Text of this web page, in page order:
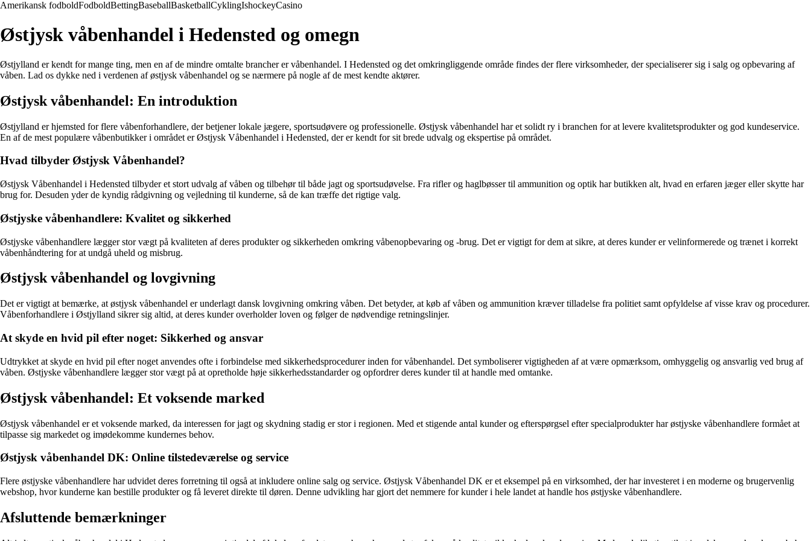
Amerikansk fodboldFodboldBettingBaseballBasketballCyklingIshockeyCasino
Østjysk våbenhandel i Hedensted og omegn
Østjylland er kendt for mange ting, men en af de mindre omtalte brancher er våbenhandel. I Hedensted og det omkringliggende område findes der flere virksomheder, der specialiserer sig i salg og opbevaring af
våben. Lad os dykke ned i verdenen af østjysk våbenhandel og se nærmere på nogle af de mest kendte aktører.
Østjysk våbenhandel: En introduktion
Østjylland er hjemsted for flere våbenforhandlere, der betjener lokale jægere, sportsudøvere og professionelle. Østjysk våbenhandel har et solidt ry i branchen for at levere kvalitetsprodukter og god kundeservice.
En af de mest populære våbenbutikker i området er Østjysk Våbenhandel i Hedensted, der er kendt for sit brede udvalg og ekspertise på området.
Hvad tilbyder Østjysk Våbenhandel?
Østjysk Våbenhandel i Hedensted tilbyder et stort udvalg af våben og tilbehør til både jagt og sportsudøvelse. Fra rifler og haglbøsser til ammunition og optik har butikken alt, hvad en erfaren jæger eller skytte har
brug for. Desuden yder de kyndig rådgivning og vejledning til kunderne, så de kan træffe det rigtige valg.
Østjyske våbenhandlere: Kvalitet og sikkerhed
Østjyske våbenhandlere lægger stor vægt på kvaliteten af deres produkter og sikkerheden omkring våbenopbevaring og -brug. Det er vigtigt for dem at sikre, at deres kunder er velinformerede og trænet i korrekt
våbenhåndtering for at undgå uheld og misbrug.
Østjysk våbenhandel og lovgivning
Det er vigtigt at bemærke, at østjysk våbenhandel er underlagt dansk lovgivning omkring våben. Det betyder, at køb af våben og ammunition kræver tilladelse fra politiet samt opfyldelse af visse krav og procedurer.
Våbenforhandlere i Østjylland sikrer sig altid, at deres kunder overholder loven og følger de nødvendige retningslinjer.
At skyde en hvid pil efter noget: Sikkerhed og ansvar
Udtrykket at skyde en hvid pil efter noget anvendes ofte i forbindelse med sikkerhedsprocedurer inden for våbenhandel. Det symboliserer vigtigheden af at være opmærksom, omhyggelig og ansvarlig ved brug af
våben. Østjyske våbenhandlere lægger stor vægt på at opretholde høje sikkerhedsstandarder og opfordrer deres kunder til at handle med omtanke.
Østjysk våbenhandel: Et voksende marked
Østjysk våbenhandel er et voksende marked, da interessen for jagt og skydning stadig er stor i regionen. Med et stigende antal kunder og efterspørgsel efter specialprodukter har østjyske våbenhandlere formået at
tilpasse sig markedet og imødekomme kundernes behov.
Østjysk våbenhandel DK: Online tilstedeværelse og service
Flere østjyske våbenhandlere har udvidet deres forretning til også at inkludere online salg og service. Østjysk Våbenhandel DK er et eksempel på en virksomhed, der har investeret i en moderne og brugervenlig
webshop, hvor kunderne kan bestille produkter og få leveret direkte til døren. Denne udvikling har gjort det nemmere for kunder i hele landet at handle hos østjyske våbenhandlere.
Afsluttende bemærkninger